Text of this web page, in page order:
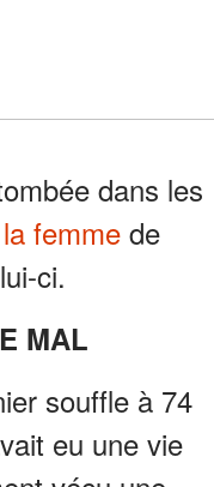
dans les
femme de
ci.
MAL
souffle à 74
eu une vie